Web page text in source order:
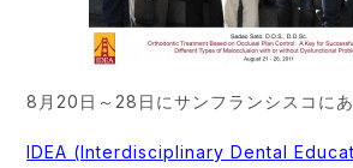
8月20日～28日にサンフランシスコに
IDEA (Interdisciplinary Dental